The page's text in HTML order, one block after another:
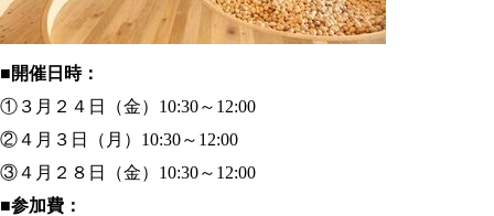
■開催日時：
①３月２４日（金）10:30～12:00
②４月３日（月）10:30～12:00
③４月２８日（金）10:30～12:00
■参加費：